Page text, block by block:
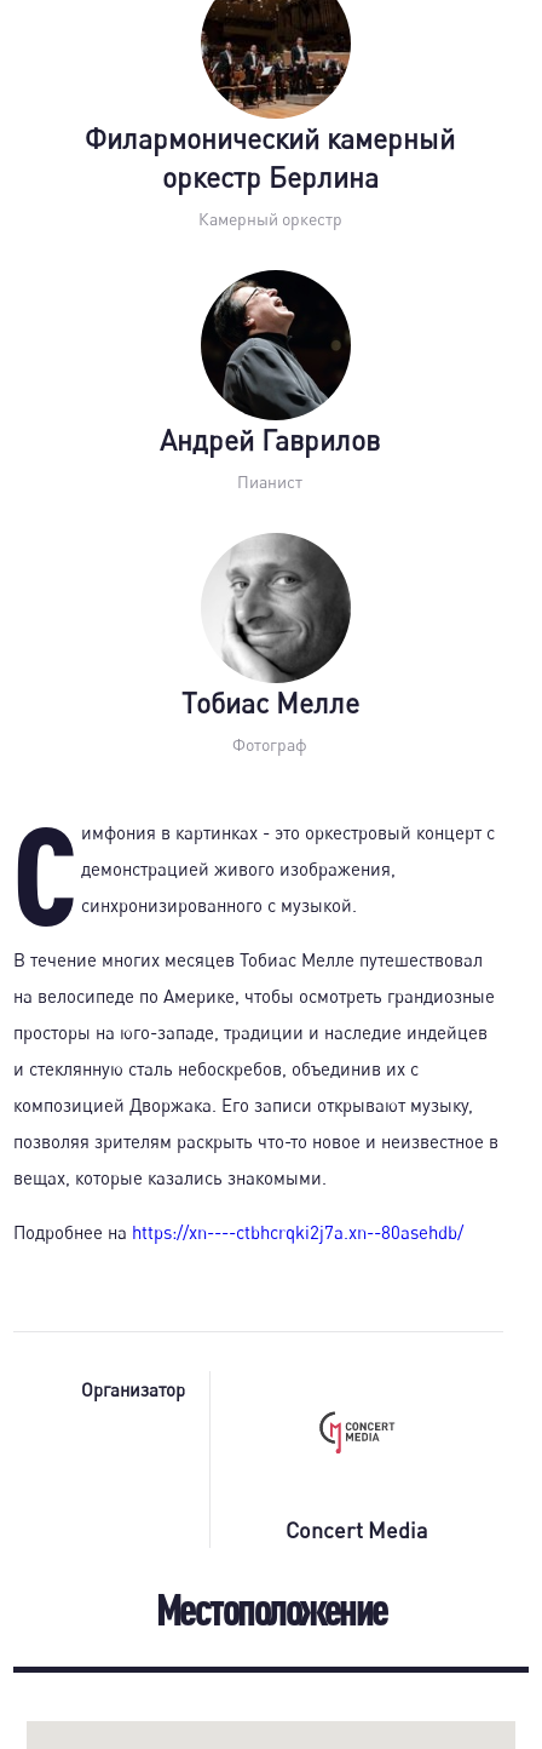
Симфония в картинках - это оркестровый концерт с
демонстрацией живого изображения,
синхронизированного с музыкой.
В течение многих месяцев Тобиас Мелле путешествовал
на велосипеде по Америке, чтобы осмотреть грандиозные
просторы на юго-западе, традиции и наследие индейцев
и стеклянную сталь небоскребов, объединив их с
композицией Дворжака. Его записи открывают музыку,
позволяя зрителям раскрыть что-то новое и неизвестное в
вещах, которые казались знакомыми.
Подробнее на https://xn----ctbhcrqki2j7a.xn--80asehdb/
Филармонический камерный
оркестр Берлина
Камерный оркестр
Андрей Гаврилов
Пианист
Тобиас Мелле
Фотограф
Организатор
Concert Media
Местоположение